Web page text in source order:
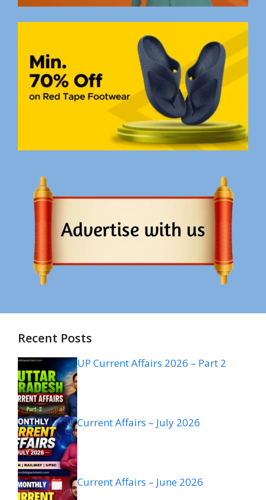
Recent Posts
UP Current Affairs 2026 – Part 2
Current Affairs – July 2026
Current Affairs – June 2026